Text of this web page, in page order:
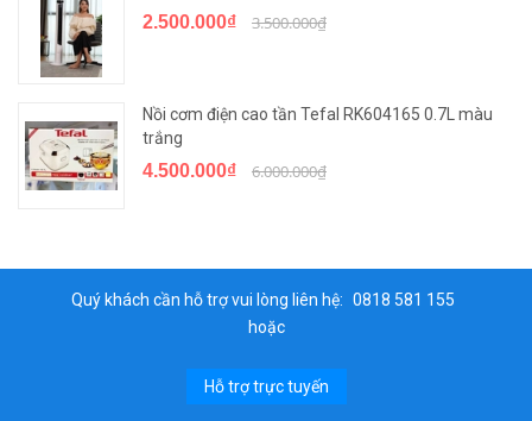
2.500.000₫ 3.500.000₫
Nồi cơm điện cao tần Tefal RK604165 0.7L màu
trắng
4.500.000₫ 6.000.000₫
Quý khách cần hỗ trợ vui lòng liên hệ: 0818 581 155
hoặc
Hỗ trợ trực tuyến